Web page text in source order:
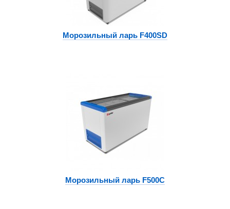
Морозильный ларь F400SD
Морозильный ларь F500C